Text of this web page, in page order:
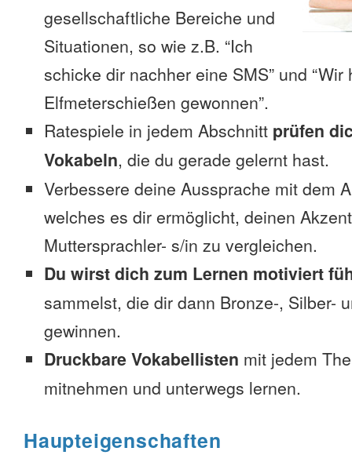
gesellschaftliche Bereiche und
Situationen, so wie z.B. “Ich
schicke dir nachher eine SMS” und
Elfmeterschießen gewonnen”.
Ratespiele in jedem Abschnitt prüfen
Vokabeln, die du gerade gelernt hast.
Verbessere deine Aussprache mit dem
welches es dir ermöglicht, deinen
Muttersprachler- s/in zu vergleichen.
Du wirst dich zum Lernen motiviert
sammelst, die dir dann Bronze-, Silber-
gewinnen.
Druckbare Vokabellisten mit jedem
mitnehmen und unterwegs lernen.
Haupteigenschaften